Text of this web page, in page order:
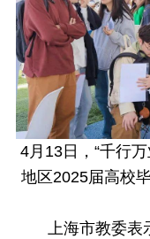
4月13日，“千行
地区2025届高校
上海市教委